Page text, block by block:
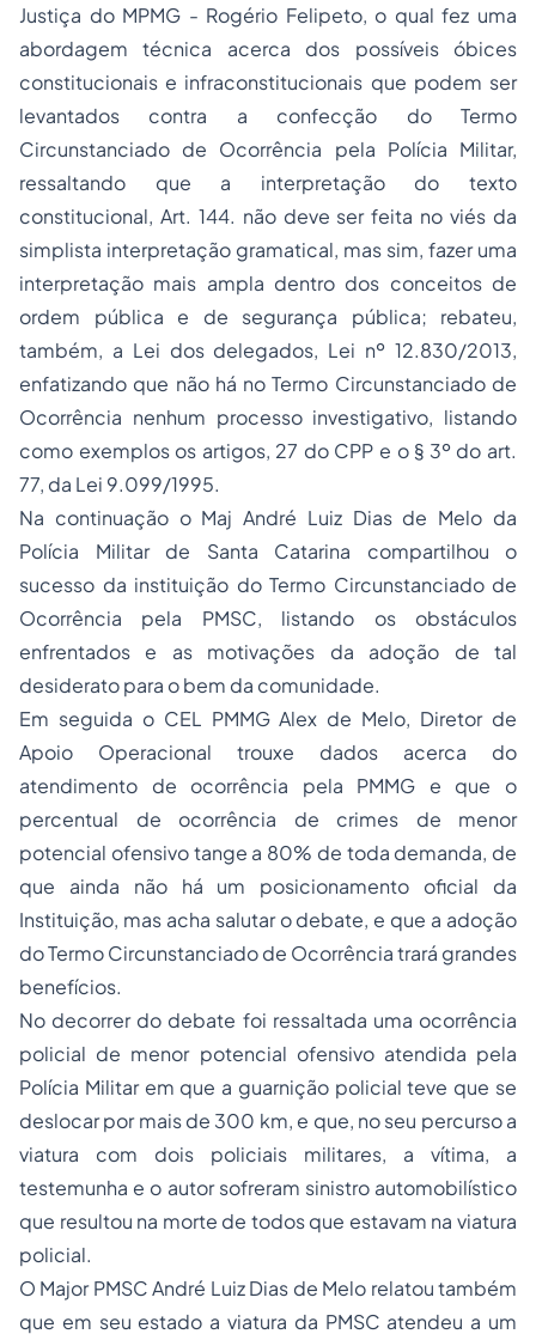
Justiça do MPMG - Rogério Felipeto, o qual fez uma
abordagem técnica acerca dos possíveis óbices
constitucionais e infraconstitucionais que podem ser
levantados contra a confecção do Termo
Circunstanciado de Ocorrência pela Polícia Militar,
ressaltando que a interpretação do texto
constitucional, Art. 144. não deve ser feita no viés da
simplista interpretação gramatical, mas sim, fazer uma
interpretação mais ampla dentro dos conceitos de
ordem pública e de segurança pública; rebateu,
também, a Lei dos delegados, Lei nº 12.830/2013,
enfatizando que não há no Termo Circunstanciado de
Ocorrência nenhum processo investigativo, listando
como exemplos os artigos, 27 do CPP e o § 3º do art.
77, da Lei 9.099/1995.
Na continuação o Maj André Luiz Dias de Melo da
Polícia Militar de Santa Catarina compartilhou o
sucesso da instituição do Termo Circunstanciado de
Ocorrência pela PMSC, listando os obstáculos
enfrentados e as motivações da adoção de tal
desiderato para o bem da comunidade.
Em seguida o CEL PMMG Alex de Melo, Diretor de
Apoio Operacional trouxe dados acerca do
atendimento de ocorrência pela PMMG e que o
percentual de ocorrência de crimes de menor
potencial ofensivo tange a 80% de toda demanda, de
que ainda não há um posicionamento oficial da
Instituição, mas acha salutar o debate, e que a adoção
do Termo Circunstanciado de Ocorrência trará grandes
benefícios.
No decorrer do debate foi ressaltada uma ocorrência
policial de menor potencial ofensivo atendida pela
Polícia Militar em que a guarnição policial teve que se
deslocar por mais de 300 km, e que, no seu percurso a
viatura com dois policiais militares, a vítima, a
testemunha e o autor sofreram sinistro automobilístico
que resultou na morte de todos que estavam na viatura
policial.
O Major PMSC André Luiz Dias de Melo relatou também
que em seu estado a viatura da PMSC atendeu a um